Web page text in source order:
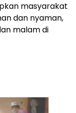
masyarakat
dan nyaman,
malam di